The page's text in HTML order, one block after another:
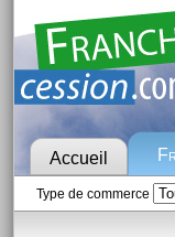
Accueil
Type de commerce